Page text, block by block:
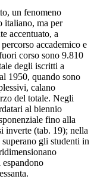
un fenomeno
italiano, ma per
accentuato, a
accademico e
corso sono 9.810
degli iscritti a
1950, quando sono
calano
del totale. Negli
al biennio
fino alla
inverte (tab. 19); nella
gli studenti in
espandono